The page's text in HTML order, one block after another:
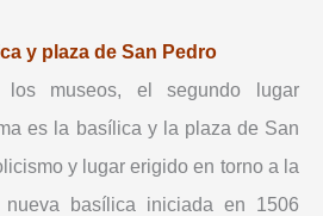
y plaza de San Pedro
museos, el segundo lugar
es la basílica y la plaza de San
y lugar erigido en torno a la
basílica iniciada en 1506